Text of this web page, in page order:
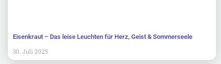
Eisenkraut – Das leise Leuchten für Herz, Geist & Sommerseele
30. Juli 2025